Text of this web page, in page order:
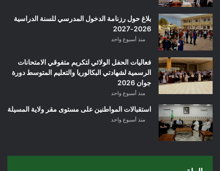
بلاغ حول رزنامة الدخول المدرسي للسنة الدراسية
2026-2027
منذ أسبوع واحد
فعاليات الحفل الولائي لتكريم متفوقي الامتحانات
الرسمية لشهادتي البكالوريا والتعليم المتوسط دورة
جوان 2026
منذ أسبوع واحد
استقبالات المواطنين على مستوى مقر ولاية المسيلة
منذ أسبوع واحد